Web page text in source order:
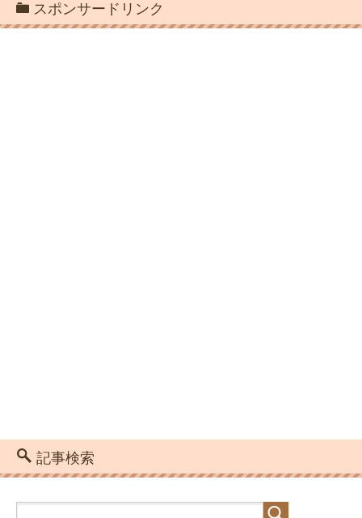
スポンサードリンク
記事検索